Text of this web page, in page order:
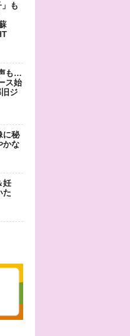
も
も…
ス始
ジ
に秘
かな
妊
た